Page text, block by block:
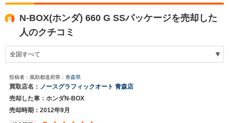
N-BOX(ホンダ) 660 G SSパッケージを売却した
人のクチコミ
投稿者：風助都道府県： 青森県
買取店名： ノースグラフィックオート 青森店
売却した車：ホンダN-BOX
売却時期：2012年9月